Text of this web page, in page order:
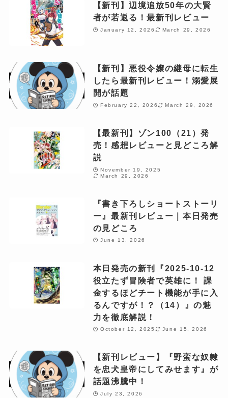
【新刊】辺境追放50年の大賢
者が若返る！最新刊レビュー
January 12, 2026 March 29, 2026
【新刊】悪役令嬢の継母に転生
したら最新刊レビュー！溺愛展
開が話題
February 22, 2026 March 29, 2026
【最新刊】ゾン100（21）発
売！感想レビューと見どころ解
説
November 19, 2025
March 29, 2026
『書き下ろしショートストーリ
ー』最新刊レビュー｜本日発売
の見どころ
June 13, 2026
本日発売の新刊『2025-10-12
役立たず冒険者で英雄に！ 課
金するほどチート機能が手に入
るんですが！？（14）』の魅
力を徹底解説！
October 12, 2025 June 15, 2026
【新刊レビュー】『野蛮な奴隷
を忠犬皇帝にしてみせます』が
話題沸騰中！
July 23, 2026